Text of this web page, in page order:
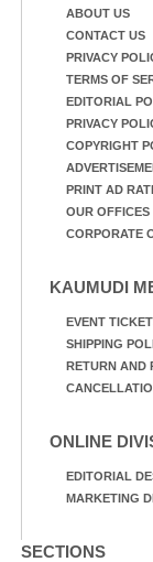
മുൻ മന്ത്രി എസ്.
ABOUT US
CONTACT US
PRIVACY
TERMS OF
EDITORIAL
PRIVACY
COPYRIGHT
PRINT AD
OUR OFFICES
CORPORATE
KAUMUDI
EVENT
SHIPPING
RETURN AND
ONLINE
EDITORIAL
MARKETING
SECTIONS